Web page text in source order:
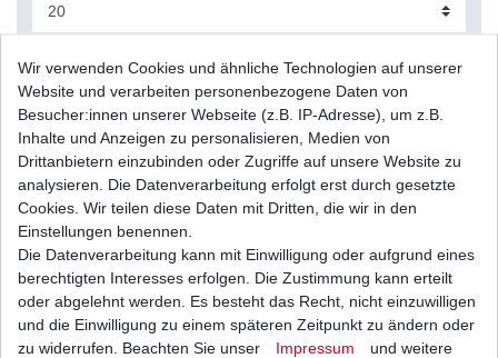
Batterie YUASA YTX9-BS Suzuki GSF 650 B5 CJ
CZ Bandit 2005 - 2016 HQ
UVP 67,24 € 61,47 € *
1 Stück
Marken Batterie YTX9-BS wartungsfrei für
Wir verwenden Cookies und ähnliche Technologien auf unserer
Website und verarbeiten personenbezogene Daten von
Besucher:innen unserer Webseite (z.B. IP-Adresse), um z.B.
Inhalte und Anzeigen zu personalisieren, Medien von
Drittanbietern einzubinden oder Zugriffe auf unsere Website zu
analysieren. Die Datenverarbeitung erfolgt erst durch gesetzte
Cookies. Wir teilen diese Daten mit Dritten, die wir in den
Einstellungen benennen.
Die Datenverarbeitung kann mit Einwilligung oder aufgrund eines
berechtigten Interesses erfolgen. Die Zustimmung kann erteilt
oder abgelehnt werden. Es besteht das Recht, nicht einzuwilligen
und die Einwilligung zu einem späteren Zeitpunkt zu ändern oder
zu widerrufen. Beachten Sie unser
Impressum
und weitere